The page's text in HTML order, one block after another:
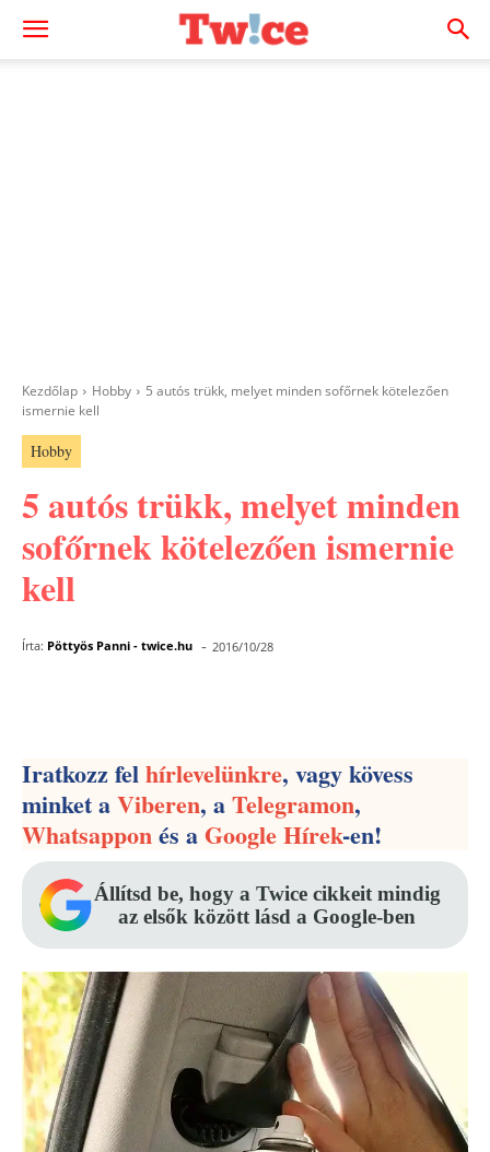
Kezdőlap Hobby
5 autós trükk, melyet minden sofőrnek kötelezően
ismernie kell
Hobby
5 autós trükk, melyet minden
sofőrnek kötelezően ismernie
kell
Írta: Pöttyös Panni - twice.hu - 2016/10/28
Iratkozz felhírlevelünkre, vagy kövess
minket aViberen, aTelegramon,
Whatsapponés aGoogle Hírek-en!
Állítsd be, hogy a Twice cikkeit mindig
az elsők között lásd a Google-ben